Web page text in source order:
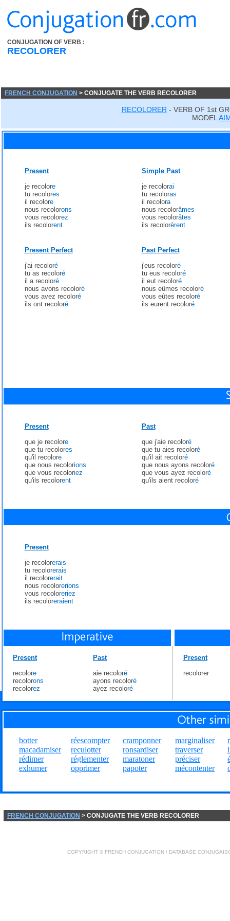
CONJUGATION OF VERB :
RECOLORER
FRENCH CONJUGATION > CONJUGATE THE VERB RECOLORER
RECOLORER - VERB OF 1st
MODEL
Present
je recolore
tu recolores
il recolore
nous recolorons
vous recolorez
ils recolorent
Simple Past
je recolorai
tu recoloras
il recolora
nous recolorâmes
vous recolorâtes
ils recolorèrent
Present Perfect
j'ai recoloré
tu as recoloré
il a recoloré
nous avons recoloré
vous avez recoloré
ils ont recoloré
Past Perfect
j'eus recoloré
tu eus recoloré
il eut recoloré
nous eûmes recoloré
vous eûtes recoloré
ils eurent recoloré
Present
que je recolore
que tu recolores
qu'il recolore
que nous recolorions
que vous recoloriez
qu'ils recolorent
Past
que j'aie recoloré
que tu aies recoloré
qu'il ait recoloré
que nous ayons recoloré
que vous ayez recoloré
qu'ils aient recoloré
Present
je recolorerais
tu recolorerais
il recolorerait
nous recolorerions
vous recoloreriez
ils recoloreraient
Present
recolore
recolorons
recolorez
Past
aie recoloré
ayons recoloré
ayez recoloré
Present
recolorer
botter
macadamiser
rédimer
exhumer
réescompter
reculotter
réglementer
opprimer
cramponner
ronsardiser
maratoner
papoter
marginaliser
traverser
préciser
mécontenter
FRENCH CONJUGATION > CONJUGATE THE VERB RECOLORER
COPYRIGHT © FRENCH CONJUGATION / DATABASE